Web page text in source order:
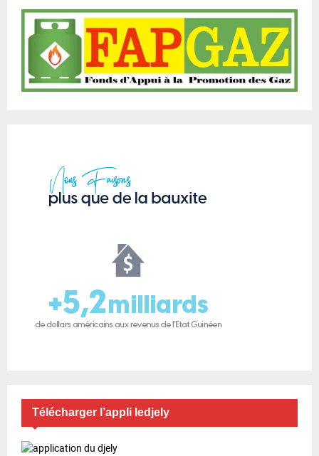
Télécharger l’appli ledjely